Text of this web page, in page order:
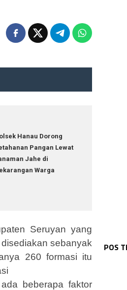
Hanau Dorong
Pangan Lewat
Jahe di
Warga
Seruyan yang
sebanyak
260 formasi itu
beberapa faktor
POS
1